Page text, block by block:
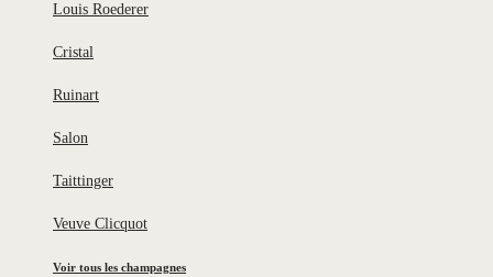
Louis Roederer
Cristal
Ruinart
Salon
Taittinger
Veuve Clicquot
Voir tous les champagnes